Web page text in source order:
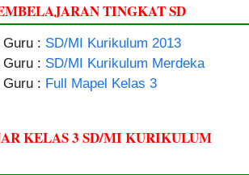
TINGKAT SD
: SD/MI Kurikulum 2013
: SD/MI Kurikulum Merdeka
: Full Mapel Kelas 3
KELAS 3 SD/MI KURIKULUM